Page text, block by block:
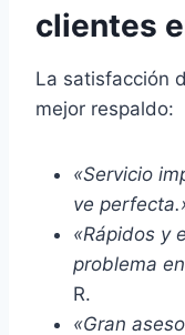
clientes
La satisfacción
mejor respaldo:
«Servicio
ve
«Rápidos y
problema
R.
«Gran